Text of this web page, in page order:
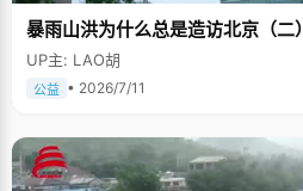
暴雨山洪为什么总是造访北京（二）
UP主: LAO胡
公益 • 2026/7/11